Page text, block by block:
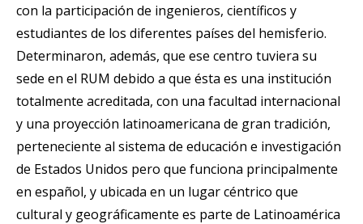
con la participación de ingenieros, científicos y
estudiantes de los diferentes países del hemisferio.
Determinaron, además, que ese centro tuviera su
sede en el RUM debido a que ésta es una institución
totalmente acreditada, con una facultad internacional
y una proyección latinoamericana de gran tradición,
perteneciente al sistema de educación e investigación
de Estados Unidos pero que funciona principalmente
en español, y ubicada en un lugar céntrico que
cultural y geográficamente es parte de Latinoamérica